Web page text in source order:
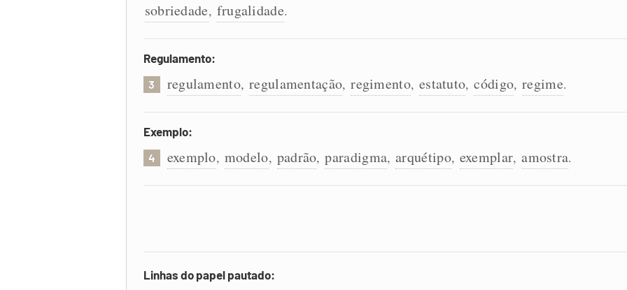
sobriedade, frugalidade.
Regulamento:
3 regulamento, regulamentação, regimento, estatuto, código, regime.
Exemplo:
4 exemplo, modelo, padrão, paradigma, arquétipo, exemplar, amostra.
Linhas do papel pautado: